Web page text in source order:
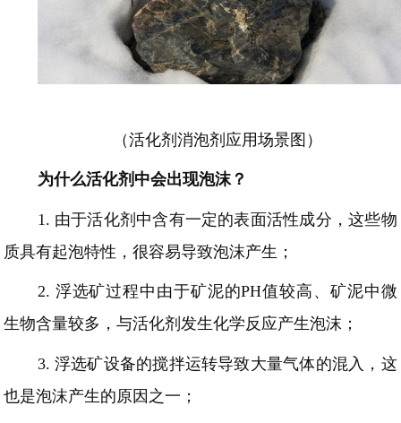
（活化剂消泡剂应用场景图）
为什么活化剂中会出现泡沫？
1. 由于活化剂中含有一定的表面活性成分，这些物
质具有起泡特性，很容易导致泡沫产生；
2. 浮选矿过程中由于矿泥的PH值较高、矿泥中微
生物含量较多，与活化剂发生化学反应产生泡沫；
3.浮选矿设备的搅拌运转导致大量气体的混入，这
也是泡沫产生的原因之一；